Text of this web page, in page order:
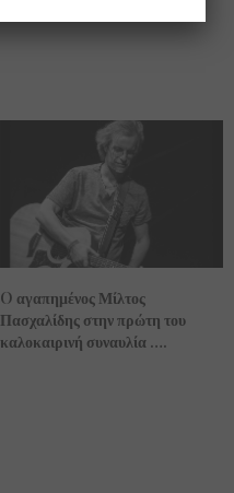
O αγαπημένος Μίλτος
Πασχαλίδης στην πρώτη του
καλοκαιρινή συναυλία ….